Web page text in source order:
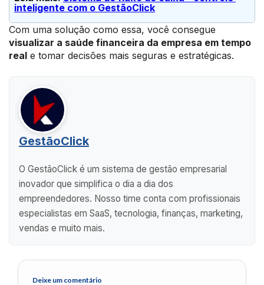
inteligente com o GestãoClick
Com uma solução como essa, você consegue
visualizar a saúde financeira da empresa em tempo
real e tomar decisões mais seguras e estratégicas.
GestãoClick
O GestãoClick é um sistema de gestão empresarial
inovador que simplifica o dia a dia dos
empreendedores. Nosso time conta com profissionais
especialistas em SaaS, tecnologia, finanças, marketing,
vendas e muito mais.
Deixe um comentário